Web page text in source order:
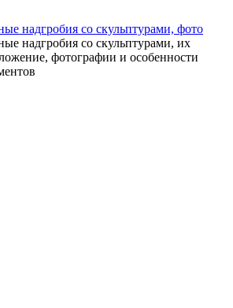
надгробия со скульптурами, фото
надгробия со скульптурами, их
фотографии и особенности